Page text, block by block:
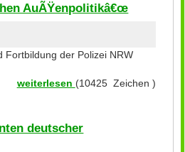
AuÃŸenpolitikâ€œ
der Polizei NRW
weiterlesen (10425 Zeichen )
deutscher